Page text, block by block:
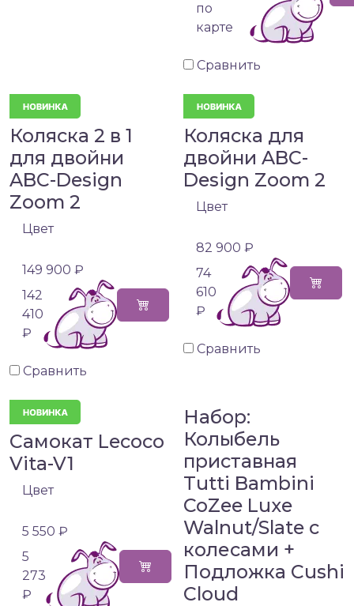
по
карте
Сравнить
Коляска 2 в 1
для двойни
ABC-Design
Zoom 2
Цвет
149 900 ₽
142
410
₽
Сравнить
Коляска для
двойни ABC-
Design Zoom 2
Цвет
82 900 ₽
74
610
₽
Сравнить
Самокат Lecoco
Vita-V1
Цвет
5 550 ₽
5
273
₽
Набор:
Колыбель
приставная
Tutti Bambini
CoZee Luxe
Walnut/Slate с
колесами +
Подложка Cushi
Cloud